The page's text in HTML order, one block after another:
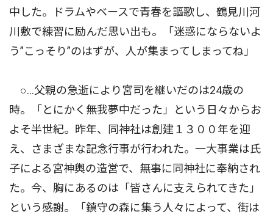
中した。ドラムやベースで青春を謳歌し、鶴見川河
川敷で練習に励んだ思い出も。「迷惑にならないよ
う”こっそり”のはずが、人が集まってしまってね」
○…父親の急逝により宮司を継いだのは24歳の
時。「とにかく無我夢中だった」という日々からお
よそ半世紀。昨年、同神社は創建１３００年を迎
え、さまざまな記念行事が行われた。一大事業は氏
子による宮神輿の造営で、無事に同神社に奉納され
た。今、胸にあるのは「皆さんに支えられてきた」
という感謝。「鎮守の森に集う人々によって、街は